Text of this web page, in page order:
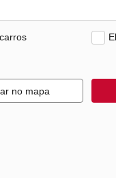
no mapa